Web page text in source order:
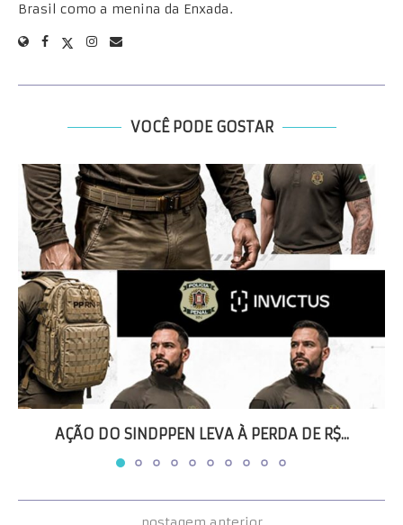
Brasil como a menina da Enxada.
VOCÊ PODE GOSTAR
AÇÃO DO SINDPPEN LEVA À PERDA DE R$...